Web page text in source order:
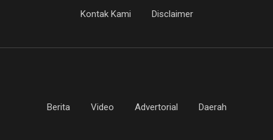
Kontak Kami Disclaimer
Berita Video Advertorial Daerah